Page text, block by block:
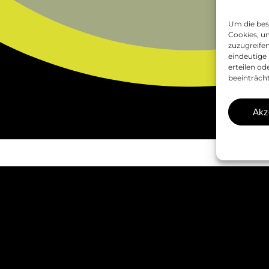
Um die
Cookies,
eindeutige
erteilen
Standort Bozen